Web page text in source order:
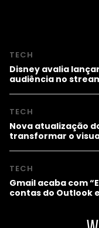
TECH
Disney avalia
audiência no
TECH
Nova atualização
transformar o
TECH
Gmail acaba com
contas do Outlook